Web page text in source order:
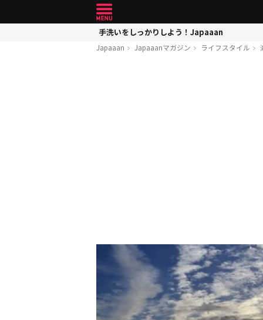
手洗いをしっかりしよう！Japaaan
Japaaan Japaaanマガジン ライフスタイル